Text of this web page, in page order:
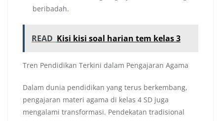
beribadah.
READ Kisi kisi soal harian tem kelas 3
Tren Pendidikan Terkini dalam Pengajaran Agama
Dalam dunia pendidikan yang terus berkembang,
pengajaran materi agama di kelas 4 SD juga
mengalami transformasi. Pendekatan tradisional